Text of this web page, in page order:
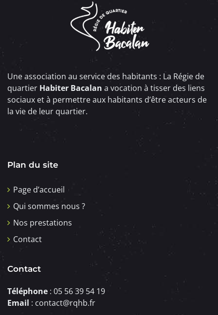
Une association au service des habitants : La Régie de
quartier Habiter Bacalan a vocation à tisser des liens
sociaux et à permettre aux habitants d’être acteurs de
la vie de leur quartier.
Plan du site
Page d’accueil
Qui sommes nous ?
Nos prestations
Contact
Contact
Téléphone : 05 56 39 54 19
Email : contact@rqhb.fr